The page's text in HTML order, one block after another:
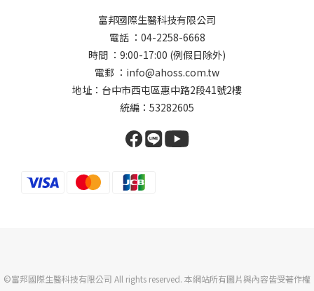
富邦國際生醫科技有限公司
電話 ：04-2258-6668
時間 ：9:00-17:00 (例假日除外)
電郵 ：info@ahoss.com.tw
地址：台中市西屯區惠中路2段41號2樓
統編：53282605
©富邦國際生醫科技有限公司 All rights reserved. 本網站所有圖片與內容皆受著作權